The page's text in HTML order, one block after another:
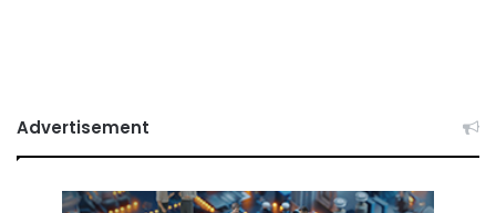
Advertisement